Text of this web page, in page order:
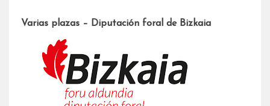
Varias plazas – Diputación foral de Bizkaia